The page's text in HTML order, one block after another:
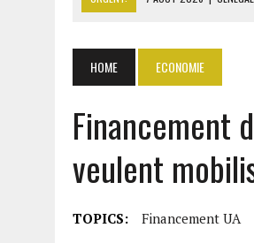
7 AOÛT 2026 | OUATTARA APPELLE
7 AOÛT 2026
CÔTE D’IVOIRE :
HOME ECONOMIE
Financement
veulent
TOPICS: Financement UA